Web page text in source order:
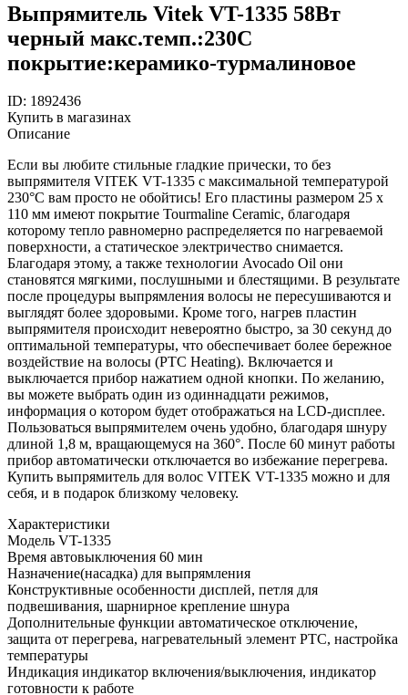
Выпрямитель Vitek VT-1335 58Вт
черный макс.темп.:230С
покрытие:керамико-турмалиновое
ID: 1892436
Купить в магазинах
Описание
Если вы любите стильные гладкие прически, то без
выпрямителя VITEK VT-1335 с максимальной температурой
230°С вам просто не обойтись! Его пластины размером 25 х
110 мм имеют покрытие Tourmaline Ceramic, благодаря
которому тепло равномерно распределяется по нагреваемой
поверхности, а статическое электричество снимается.
Благодаря этому, а также технологии Avocado Oil они
становятся мягкими, послушными и блестящими. В результате
после процедуры выпрямления волосы не пересушиваются и
выглядят более здоровыми. Кроме того, нагрев пластин
выпрямителя происходит невероятно быстро, за 30 секунд до
оптимальной температуры, что обеспечивает более бережное
воздействие на волосы (PTC Heating). Включается и
выключается прибор нажатием одной кнопки. По желанию,
вы можете выбрать один из одиннадцати режимов,
информация о котором будет отображаться на LCD-дисплее.
Пользоваться выпрямителем очень удобно, благодаря шнуру
длиной 1,8 м, вращающемуся на 360°. После 60 минут работы
прибор автоматически отключается во избежание перегрева.
Купить выпрямитель для волос VITEK VT-1335 можно и для
себя, и в подарок близкому человеку.
Характеристики
Модель VT-1335
Время автовыключения 60 мин
Назначение(насадка) для выпрямления
Конструктивные особенности дисплей, петля для
подвешивания, шарнирное крепление шнура
Дополнительные функции автоматическое отключение,
защита от перегрева, нагревательный элемент РТС, настройка
температуры
Индикация индикатор включения/выключения, индикатор
готовности к работе